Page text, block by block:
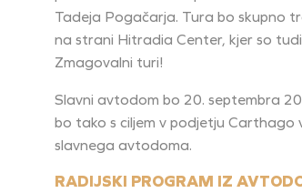
Tadeja Pogačarja. Tura bo skupno
na strani Hitradia Center, kjer so
Zmagovalni turi!
Slavni avtodom bo 20. septembra
bo tako s ciljem v podjetju Carthago
slavnega avtodoma.
RADIJSKI PROGRAM IZ